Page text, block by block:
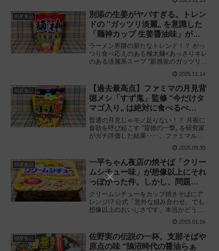
ットフリックス）ブラック豚骨まぜそ
ば」を食べてみた感想と評価・レビュー
です。
明星食品
別添の生姜がヤバすぎる。トレン
ドの “ガッツリ淡麗„ を意識した
「麺神カップ 生姜醤油味」が分
かりやすくウマい！
ラーメン界隈の新たなトレンド！？ がっ
つり食べ応えのある極太麺×あっさりキレ
のある淡麗系スープ “新感覚のガッツリ淡
「明星 麺神（めがみ）カップ 生姜醤油
味」を食べてみた感想と評価・レビュー
です。
2025.11.14
明星食品
【過去最高点】ファミマの月見背
徳メシ「すず鬼」監修 “今だけタ
マゴ入り„ は絶対に食べるべ
き！！
普通の月見じゃモノ足りない！？ 月夜に
食欲を呼び起こす “背徳の一撃„ を研究家
がガチ評価した結果‥‥。ファミマル
背徳ニンニク醤油 今だけタマゴ入り」を
実際に食べてみた感想に基づくレビュー
です。
2025.09.30
明星食品
一平ちゃん夜店の焼そば「クリー
ムシチュー味」が想像以上にそれ
っぽかった件。しかし、問題
も‥‥
クリームシチューをカップ焼きそばにア
レンジ!? 公式「意外な組み合わせ、でも
想像以上のおいしさです」本当かどうか
平ちゃん夜店の焼そば 大盛 クリームシチ
ュー味」を食べてみた感想と評価・レビ
ューです。
2025.01.16
明星食品
佐野実の伝説の一杯。支那そばや
原点の味 “鵠沼時代の醤油らぁ